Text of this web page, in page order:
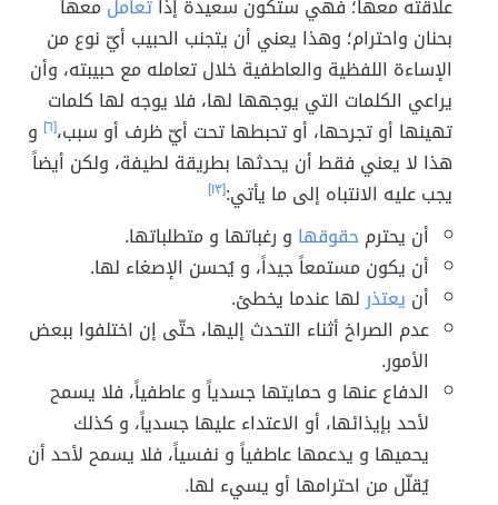
علاقته معها؛ فهي ستكون سعيدة إذاتعامل معها
بحنان واحترام؛ وهذا يعني أن يتجنب الحبيب أيّ نوع من
الإساءة اللفظية والعاطفية خلال تعامله مع حبيبته، وأن
يراعي الكلمات التي يوجهها لها، فلا يوجه لها كلمات
تهينها أو تجرحها، أو تحبطها تحت أيّ ظرف أو سبب،[٦] و
هذا لا يعني فقط أن يحدثها بطريقة لطيفة، ولكن أيضاً
يجب عليه الانتباه إلى ما يأتي:[١٣]
أن يحترمحقوقها و رغباتها و متطلباتها.
أن يكون مستمعاً جيداً، و يُحسن الإصغاء لها.
أن يعتذرلها عندما يخطئ.
عدم الصراخ أثناء التحدث إليها، حتّى إن اختلفوا ببعض
الأمور.
الدفاع عنها و حمايتها جسدياً و عاطفياً، فلا يسمح
لأحد بإيذائها، أو الاعتداء عليها جسدياً، و كذلك
يحميها و يدعمها عاطفياً و نفسياً، فلا يسمح لأحد أن
يُقلّل من احترامها أو يسيء لها.